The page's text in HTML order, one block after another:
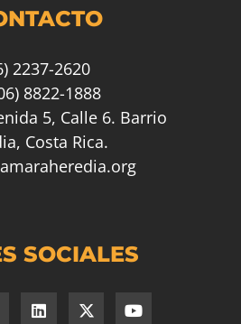
2237-2620
8822-1888
5, Calle 6. Barrio
Costa Rica.
SOCIALES